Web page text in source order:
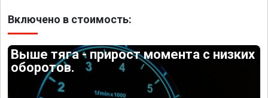
Включено в стоимость:
Выше тяга - прирост момента с низких
оборотов.